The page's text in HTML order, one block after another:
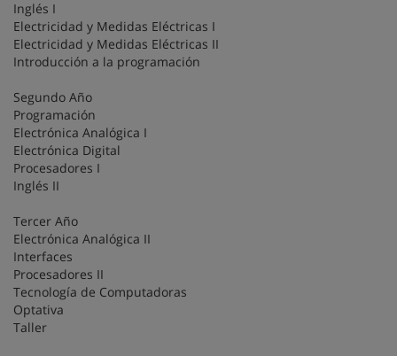
Inglés I
Electricidad y Medidas Eléctricas I
Electricidad y Medidas Eléctricas II
Introducción a la programación
Segundo Año
Programación
Electrónica Analógica I
Electrónica Digital
Procesadores I
Inglés II
Tercer Año
Electrónica Analógica II
Interfaces
Procesadores II
Tecnología de Computadoras
Optativa
Taller